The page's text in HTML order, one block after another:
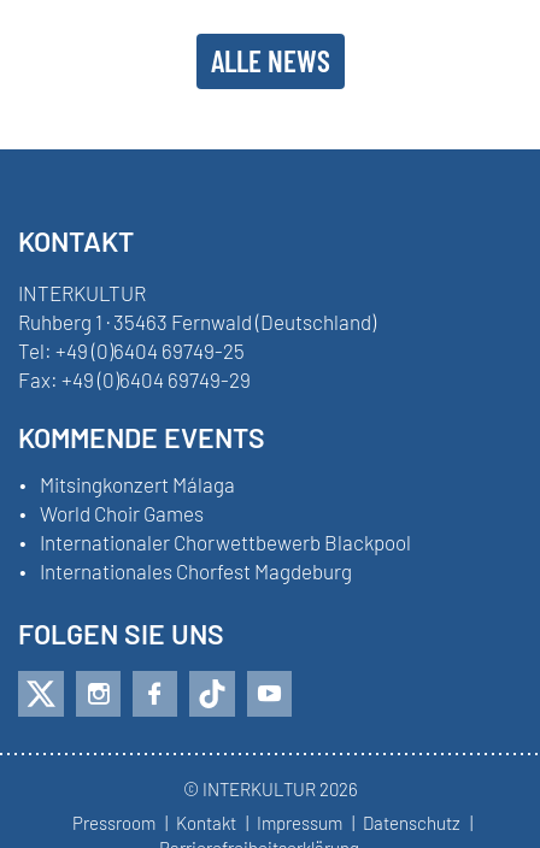
ALLE NEWS
KONTAKT
INTERKULTUR
Ruhberg 1 · 35463 Fernwald (Deutschland)
Tel: +49 (0)6404 69749-25
Fax: +49 (0)6404 69749-29
KOMMENDE EVENTS
Mitsingkonzert Málaga
World Choir Games
Internationaler Chorwettbewerb Blackpool
Internationales Chorfest Magdeburg
FOLGEN SIE UNS
© INTERKULTUR 2026
Pressroom
Kontakt Impressum
Datenschutz